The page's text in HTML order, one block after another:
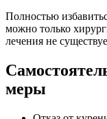
Полностью
можно только
лечения не
меры